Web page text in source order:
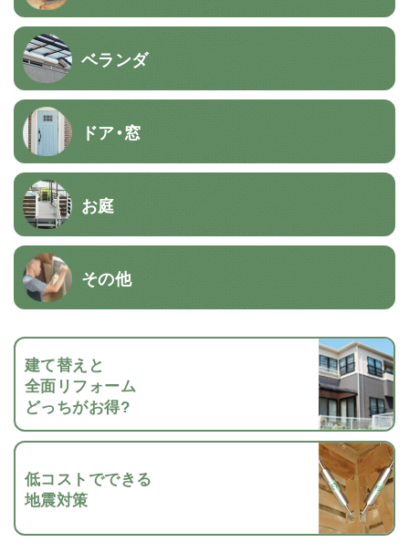
ベランダ
ドア・窓
お庭
その他
建て替えと
全面リフォーム
どっちがお得?
低コストでできる
地震対策